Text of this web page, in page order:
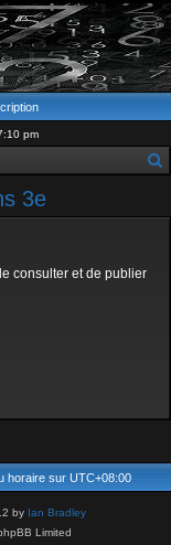
pm
3e
consulter et de publier
horaire sur UTC+08:00
by Ian Bradley
Limited